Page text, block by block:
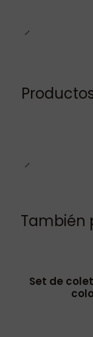
También
Set de